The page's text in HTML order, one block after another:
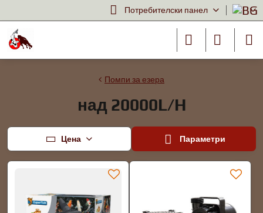
Потребителски панел
Помпи за езера
над 20000L/H
Цена Параметри